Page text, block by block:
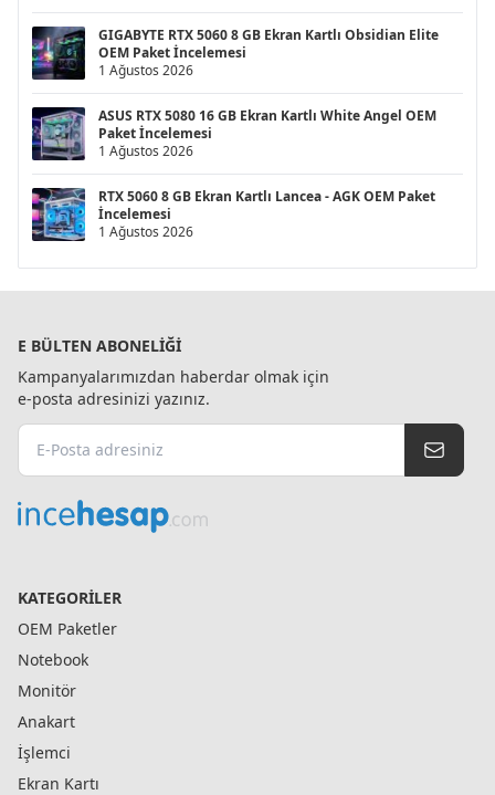
GIGABYTE RTX 5060 8 GB Ekran Kartlı Obsidian Elite
OEM Paket İncelemesi
1 Ağustos 2026
ASUS RTX 5080 16 GB Ekran Kartlı White Angel OEM
Paket İncelemesi
1 Ağustos 2026
RTX 5060 8 GB Ekran Kartlı Lancea - AGK OEM Paket
İncelemesi
1 Ağustos 2026
E BÜLTEN ABONELIĞI
Kampanyalarımızdan haberdar olmak için
e-posta adresinizi yazınız.
KATEGORILER
OEM Paketler
Notebook
Monitör
Anakart
İşlemci
Ekran Kartı